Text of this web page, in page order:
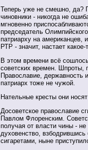
Теперь уже не смешно, да?
чиновники - никогда не
мгновенно
председатель
патриарху на американцев,
РТР - значит, настает
В этом времени всё
советских времен. Шпроты,
Православие, державность
патриарх тоже не чужой.
Нательные кресты они
Досоветское православие
Павлом Флоренским.
получая от власти чины -
духовенство, взбодрившись
сигаретами, ныне